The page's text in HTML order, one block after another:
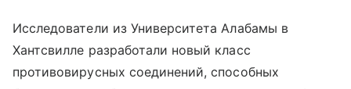
Исследователи из Университета Алабамы в
Хантсвилле разработали новый класс
противовирусных соединений, способных